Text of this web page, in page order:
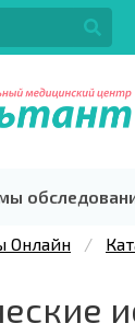
Онлайн